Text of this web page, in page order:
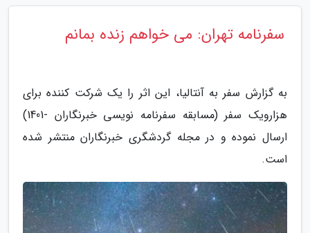
سفرنامه تهران: می خواهم زنده بمانم
به گزارش سفر به آنتالیا، این اثر را یک شرکت کننده برای
هزارویک سفر (مسابقه سفرنامه نویسی خبرنگاران -1401)
ارسال نموده و در مجله گردشگری خبرنگاران منتشر شده
است.